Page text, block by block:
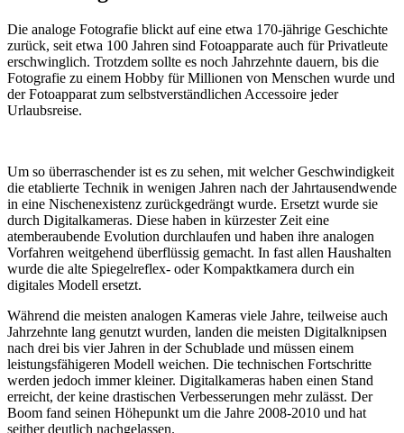
Die analoge Fotografie blickt auf eine etwa 170-jährige Geschichte
zurück, seit etwa 100 Jahren sind Fotoapparate auch für Privatleute
erschwinglich. Trotzdem sollte es noch Jahrzehnte dauern, bis die
Fotografie zu einem Hobby für Millionen von Menschen wurde und
der Fotoapparat zum selbstverständlichen Accessoire jeder
Urlaubsreise.
Um so überraschender ist es zu sehen, mit welcher Geschwindigkeit
die etablierte Technik in wenigen Jahren nach der Jahrtausendwende
in eine Nischenexistenz zurückgedrängt wurde. Ersetzt wurde sie
durch Digitalkameras. Diese haben in kürzester Zeit eine
atemberaubende Evolution durchlaufen und haben ihre analogen
Vorfahren weitgehend überflüssig gemacht. In fast allen Haushalten
wurde die alte Spiegelreflex- oder Kompaktkamera durch ein
digitales Modell ersetzt.
Während die meisten analogen Kameras viele Jahre, teilweise auch
Jahrzehnte lang genutzt wurden, landen die meisten Digitalknipsen
nach drei bis vier Jahren in der Schublade und müssen einem
leistungsfähigeren Modell weichen. Die technischen Fortschritte
werden jedoch immer kleiner. Digitalkameras haben einen Stand
erreicht, der keine drastischen Verbesserungen mehr zulässt. Der
Boom fand seinen Höhepunkt um die Jahre 2008-2010 und hat
seither deutlich nachgelassen.